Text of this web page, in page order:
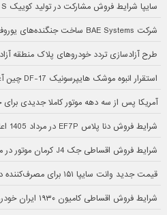
سایپا شرایط فروش مشارکت در تولید کوییک S را در مرداد 1405 اعلام کرد
شرکت BAE Systems ساخت جنگنده‌های یوروفایتر تایفون برای ترکیه را کلید زد
طرح آزادسازی تردد خودروهای پلاک منطقه
استقرار انبوه موشک هایپرسونیک DF-17 چین آغاز شد؛ سلاحی با رهگیری بسیار دشوار
آمریکا پس از سه دهه موتور کاملا جدیدی
شرایط فروش دنا پلاس EF7P در مرداد 1405 اعلام شد
شرایط فروش اقساطی جک J4 کرمان موتور در مرداد 1405
قیمت جدید وانت سایپا ۱۵۱ برای مصرف‌کننده در مرداد ۱۴۰۵ اعلام شد
شرایط فروش اقساطی کامیون ۱۹۳۰ ایران خودرو دیزل در مرداد ۱۴۰۵